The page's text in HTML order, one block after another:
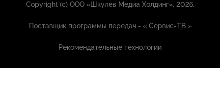
Copyright (с) ООО «Шкулёв Медиа Холдинг», 2026.
Поставщик программы передач - «Сервис-ТВ »
Рекомендательные технологии